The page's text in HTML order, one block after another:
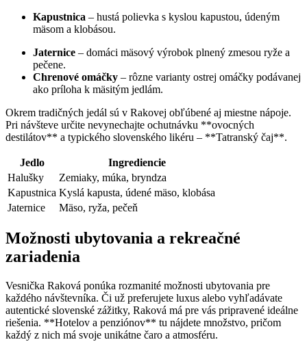
Kapustnica – hustá polievka s kyslou kapustou, údeným
mäsom a klobásou.
Jaternice – domáci mäsový výrobok plnený zmesou ryže a
pečene.
Chrenové omáčky – rôzne varianty ostrej omáčky podávanej
ako príloha k mäsitým jedlám.
Okrem tradičných jedál sú v Rakovej obľúbené aj miestne nápoje.
Pri návšteve určite nevynechajte ochutnávku **ovocných
destilátov** a typického slovenského likéru – **Tatranský čaj**.
Jedlo
Ingrediencie
Halušky
Zemiaky, múka, bryndza
Kapustnica Kyslá kapusta, údené mäso, klobása
Jaternice
Mäso, ryža, pečeň
Možnosti ubytovania a rekreačné
zariadenia
Vesnička Raková ponúka rozmanité možnosti ubytovania pre
každého návštevníka. Či už preferujete luxus alebo vyhľadávate
autentické slovenské zážitky, Raková má pre vás pripravené ideálne
riešenia. **Hotelov a penziónov** tu nájdete množstvo, pričom
každý z nich má svoje unikátne čaro a atmosféru.